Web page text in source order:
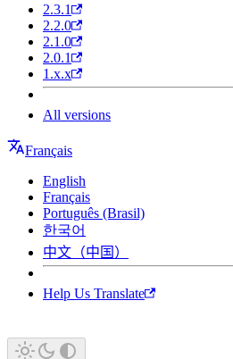
2.3.1
2.2.0
2.1.0
2.0.1
1.x.x
All versions
Français
English
Français
Português (Brasil)
한국어
中文（中国）
Help Us Translate